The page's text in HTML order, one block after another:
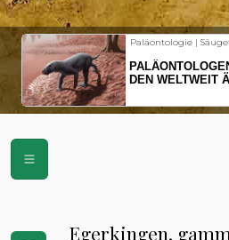
Paläontologie |
DEN WELTWEIT
VOR
Egerkingen,